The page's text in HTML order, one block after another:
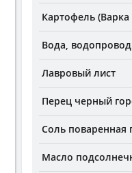
Картофель (Варка
Вода,
Лавровый лист
Перец черный
Соль поваренная
Масло